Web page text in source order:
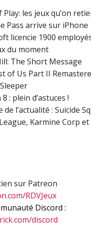
Play: les jeux qu’on
Pass arrive sur iPhone
licencie 1900
du moment
The Short Message
of Us Part II
: plein d’astuces !
de l’actualité : Suicide
Karmine Corp et
sur Patreon
RDVJeux
Discord :
discord